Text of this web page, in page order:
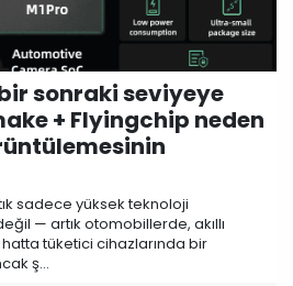
sonraki seviyeye
+ Flyingchip neden
sadece yüksek teknoloji
— artık otomobillerde, akıllı
tüketici cihazlarında bir
ş...